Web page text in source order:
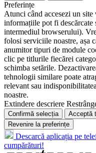
Preferințe
Atunci când accesezi un
informațiile pot fi descărcate
intermediul browserului).
folosi serviciile noastre, așa
anumitor tipuri de module
clic pe titlurile fiecărei
schimba setările.
tehnologii similare poate
relevant sau
noastre.
Extindere descriere
Confirmă selecția
Acceptă
Revenire la preferințe
Descarcă aplicația pe
cumpărături!